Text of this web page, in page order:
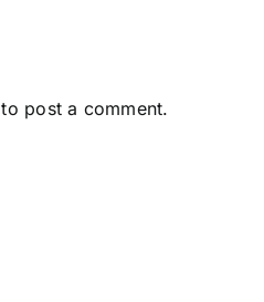
to post a comment.